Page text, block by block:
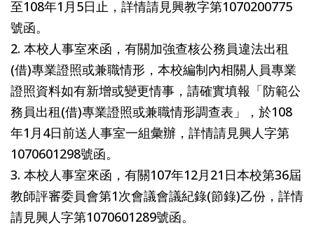
至108年1月5日止，詳情請見興教字第1070200775
號函。
2. 本校人事室來函，有關加強查核公務員違法出租
(借)專業證照或兼職情形，本校編制內相關人員專業
證照資料如有新增或變更情事，請確實填報「防範公
務員出租(借)專業證照或兼職情形調查表」，於108
年1月4日前送人事室一組彙辦，詳情請見興人字第
1070601298號函。
3. 本校人事室來函，有關107年12月21日本校第36屆
教師評審委員會第1次會議會議紀錄(節錄)乙份，詳情
請見興人字第1070601289號函。